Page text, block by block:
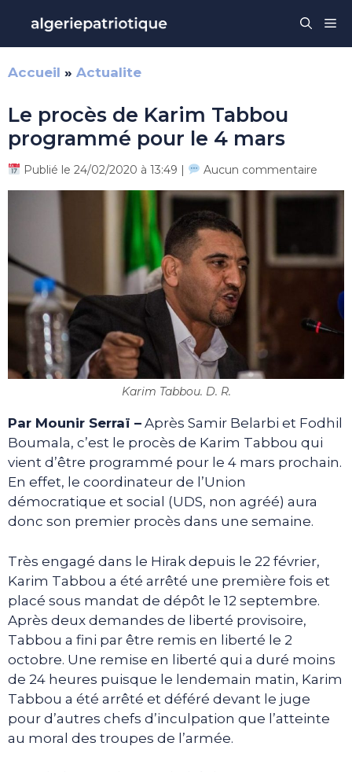
contenu
Accueil » Actualite
Le procès de Karim Tabbou
programmé pour le 4 mars
Publié le 24/02/2020 à 13:49 | Aucun commentaire
Karim Tabbou. D. R.
Par Mounir Serraï – Après Samir Belarbi et Fodhil
Boumala, c’est le procès de Karim Tabbou qui
vient d’être programmé pour le 4 mars prochain.
En effet, le coordinateur de l’Union
démocratique et social (UDS, non agréé) aura
donc son premier procès dans une semaine.
Très engagé dans le Hirak depuis le 22 février,
Karim Tabbou a été arrêté une première fois et
placé sous mandat de dépôt le 12 septembre.
Après deux demandes de liberté provisoire,
Tabbou a fini par être remis en liberté le 2
octobre. Une remise en liberté qui a duré moins
de 24 heures puisque le lendemain matin, Karim
Tabbou a été arrêté et déféré devant le juge
pour d’autres chefs d’inculpation que l’atteinte
au moral des troupes de l’armée.